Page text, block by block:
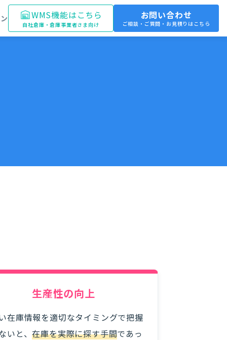
WMS機能はこちら
自社倉庫・倉庫事業者さま向け
お問い合わせ
ご相談・ご質問・お見積りはこちら
生産性の向上
在庫情報を適切なタイミングで把握
いと、在庫を実際に探す手間であっ